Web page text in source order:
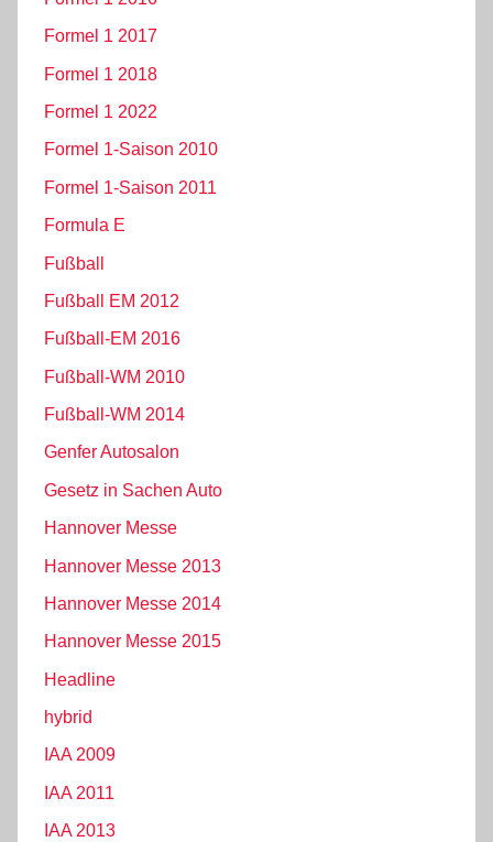
Formel 1 2017
Formel 1 2018
Formel 1 2022
Formel 1-Saison 2010
Formel 1-Saison 2011
Formula E
Fußball
Fußball EM 2012
Fußball-EM 2016
Fußball-WM 2010
Fußball-WM 2014
Genfer Autosalon
Gesetz in Sachen Auto
Hannover Messe
Hannover Messe 2013
Hannover Messe 2014
Hannover Messe 2015
Headline
hybrid
IAA 2009
IAA 2011
IAA 2013